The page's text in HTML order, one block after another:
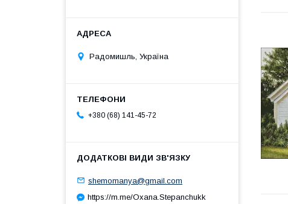
Радомишль, Україна
+380 (68) 141-45-72
shemomanya@gmail.com
https://m.me/Oxana.Stepanchukk